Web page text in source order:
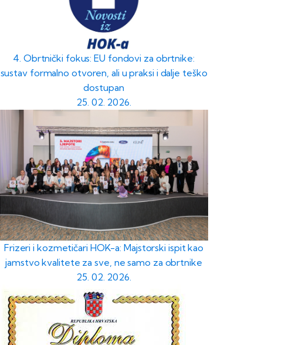
4. Obrtnički fokus: EU fondovi za obrtnike:
sustav formalno otvoren, ali u praksi i dalje teško
dostupan
25. 02. 2026.
Frizeri i kozmetičari HOK-a: Majstorski ispit kao
jamstvo kvalitete za sve, ne samo za obrtnike
25. 02. 2026.